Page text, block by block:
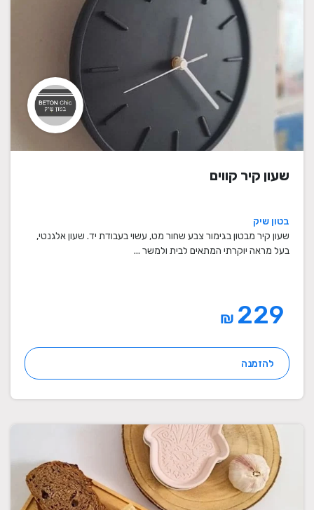
שעון קיר קווים
בטון שיק
שעון קיר מבטון בגימור צבע שחור מט, עשוי בעבודת יד. שעון אלגנטי,
בעל מראה יוקרתי המתאים לבית ולמשר ...
₪
להזמנה